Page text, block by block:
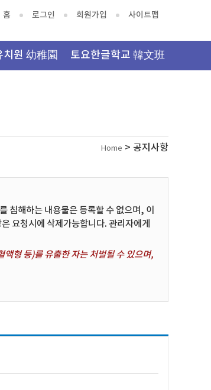
홈 로그인 회원가입 사이트맵
치원 幼稚園 토요한글학교 韓文班
Home > 공지사항
침해하는 내용물은 등록할 수 없으며, 이
요청시에 삭제가능합니다. 관리자에게
형 등)를 유출한 자는 처벌될 수 있으며,